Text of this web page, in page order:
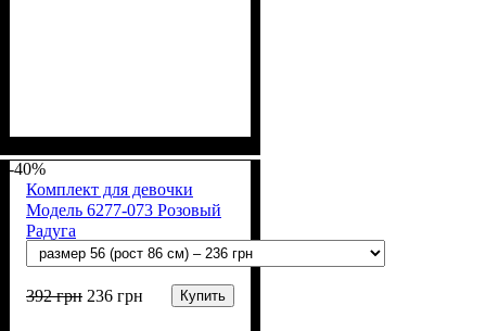
(94% х/б, 6% лайкра)
-40%
Комплект для девочки
Модель 6277-073 Розовый
Радуга
392грн 236 грн Купить